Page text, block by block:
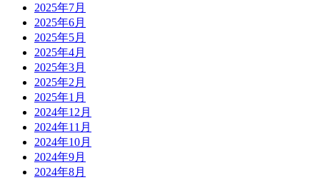
2025年7月
2025年6月
2025年5月
2025年4月
2025年3月
2025年2月
2025年1月
2024年12月
2024年11月
2024年10月
2024年9月
2024年8月